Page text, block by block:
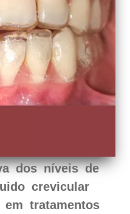
dos níveis de
crevicular
tratamentos